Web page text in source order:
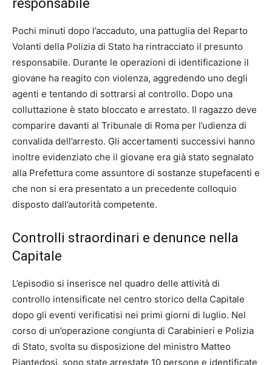
responsabile
Pochi minuti dopo l’accaduto, una pattuglia del Reparto
Volanti della Polizia di Stato ha rintracciato il presunto
responsabile. Durante le operazioni di identificazione il
giovane ha reagito con violenza, aggredendo uno degli
agenti e tentando di sottrarsi al controllo. Dopo una
colluttazione è stato bloccato e arrestato. Il ragazzo deve
comparire davanti al Tribunale di Roma per l’udienza di
convalida dell’arresto. Gli accertamenti successivi hanno
inoltre evidenziato che il giovane era già stato segnalato
alla Prefettura come assuntore di sostanze stupefacenti e
che non si era presentato a un precedente colloquio
disposto dall’autorità competente.
Controlli straordinari e denunce nella
Capitale
L’episodio si inserisce nel quadro delle attività di
controllo intensificate nel centro storico della Capitale
dopo gli eventi verificatisi nei primi giorni di luglio. Nel
corso di un’operazione congiunta di Carabinieri e Polizia
di Stato, svolta su disposizione del ministro Matteo
Piantedosi, sono state arrestate 10 persone e identificate